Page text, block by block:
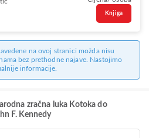
Knjiga
na ovoj stranici možda nisu
bez prethodne najave. Nastojimo
informacije.
zračna luka Kotoka do
F. Kennedy